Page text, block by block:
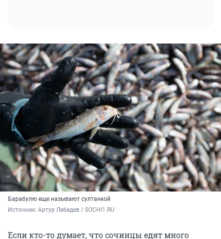
Барабулю еще называют султанкой
Источник: Артур Лебедев / SOCHI1.RU
Если кто-то думает, что сочинцы едят много